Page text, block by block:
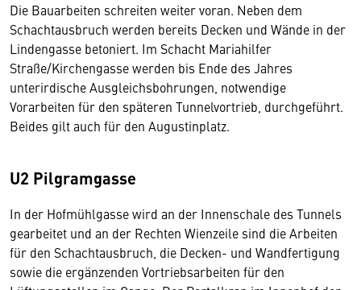
Die Bauarbeiten schreiten weiter voran. Neben dem
Schachtausbruch werden bereits Decken und Wände in der
Lindengasse betoniert. Im Schacht Mariahilfer
Straße/Kirchengasse werden bis Ende des Jahres
unterirdische Ausgleichsbohrungen, notwendige
Vorarbeiten für den späteren Tunnelvortrieb, durchgeführt.
Beides gilt auch für den Augustinplatz.
U2 Pilgramgasse
In der Hofmühlgasse wird an der Innenschale des Tunnels
gearbeitet und an der Rechten Wienzeile sind die Arbeiten
für den Schachtausbruch, die Decken- und Wandfertigung
sowie die ergänzenden Vortriebsarbeiten für den